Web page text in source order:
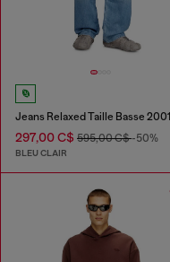
297,00 C$ 595,00 C$-50%
BLEU CLAIR